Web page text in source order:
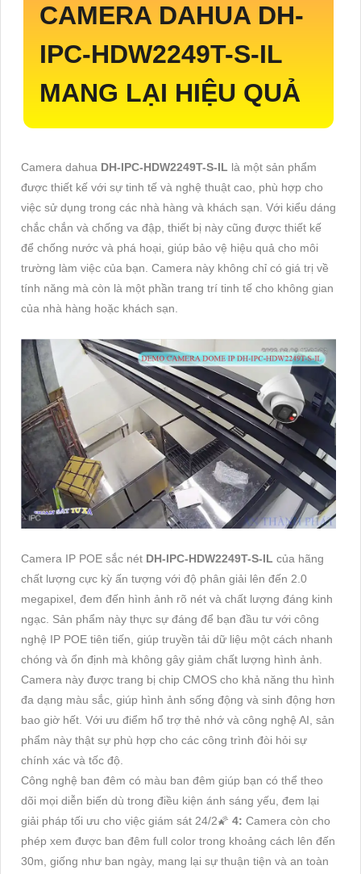
CAMERA DAHUA DH-
IPC-HDW2249T-S-IL
MANG LẠI HIỆU QUẢ
Camera dahua DH-IPC-HDW2249T-S-IL là một sản phẩm
được thiết kế với sự tinh tế và nghệ thuật cao, phù hợp cho
việc sử dụng trong các nhà hàng và khách sạn. Với kiểu dáng
chắc chắn và chống va đập, thiết bị này cũng được thiết kế
để chống nước và phá hoại, giúp bảo vệ hiệu quả cho môi
trường làm việc của bạn. Camera này không chỉ có giá trị về
tính năng mà còn là một phần trang trí tinh tế cho không gian
của nhà hàng hoặc khách sạn.
Camera IP POE sắc nét DH-IPC-HDW2249T-S-IL của hãng
chất lượng cực kỳ ấn tượng với độ phân giải lên đến 2.0
megapixel, đem đến hình ảnh rõ nét và chất lượng đáng kinh
ngạc. Sản phẩm này thực sự đáng để bạn đầu tư với công
nghệ IP POE tiên tiến, giúp truyền tải dữ liệu một cách nhanh
chóng và ổn định mà không gây giảm chất lượng hình ảnh.
Camera này được trang bị chip CMOS cho khả năng thu hình
đa dạng màu sắc, giúp hình ảnh sống động và sinh động hơn
bao giờ hết. Với ưu điểm hổ trợ thẻ nhớ và công nghệ AI, sản
phẩm này thật sự phù hợp cho các công trình đòi hỏi sự
chính xác và tốc độ.
Công nghệ ban đêm có màu ban đêm giúp bạn có thể theo
dõi mọi diễn biến dù trong điều kiện ánh sáng yếu, đem lại
giải pháp tối ưu cho việc giám sát 24/2🌠 4: Camera còn cho
phép xem được ban đêm full color trong khoảng cách lên đến
30m, giống như ban ngày, mang lại sự thuận tiện và an toàn